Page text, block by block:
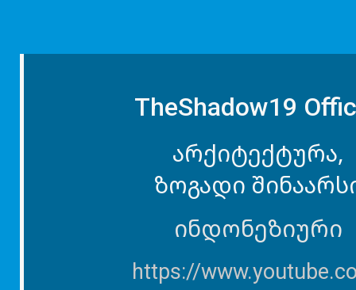
TheShadow19
არქიტექტურა,
ზოგადი
ინდონეზიური
https://